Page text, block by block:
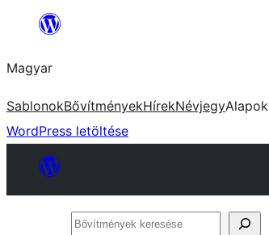
Ugrás
tartalomhoz
Magyar
SablonokBővítményekHírekNévjegyAlapok
WordPress letöltése
Bővítmények